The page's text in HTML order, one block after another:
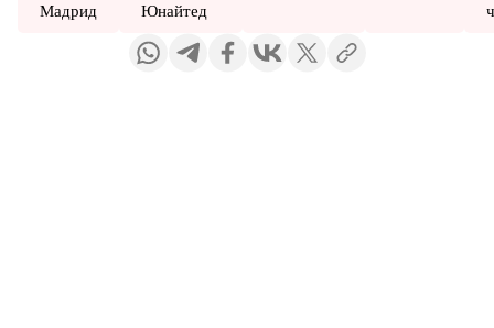
Мадрид
Юнайтед